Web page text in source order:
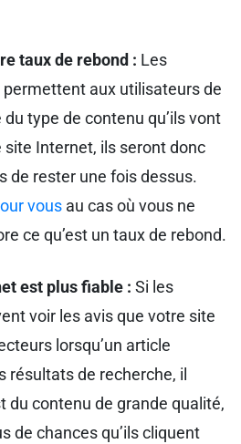
taux de rebond : Les
aux utilisateurs de
type de contenu qu’ils vont
Internet, ils seront donc
de rester une fois dessus.
vous au cas où vous ne
ce qu’est un taux de rebond.
est plus fiable : Si les
voir les avis que votre site
lorsqu’un article
résultats de recherche, il
du contenu de grande qualité,
de chances qu’ils cliquent